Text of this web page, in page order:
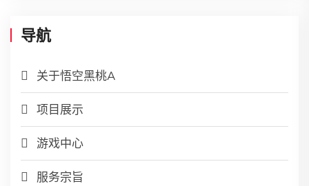
导航
关于悟空黑桃A
项目展示
游戏中心
服务宗旨